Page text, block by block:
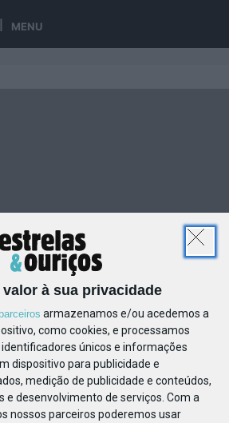
MENU
valor à sua privacidade
parceiros armazenamos e/ou acedemos a
como cookies, e processamos
únicos e informações
dispositivo para publicidade e
medição de publicidade e conteúdos,
e desenvolvimento de serviços. Com a
nossos parceiros poderemos usar